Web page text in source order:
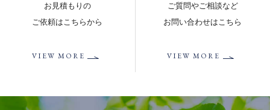
お見積もりの
ご依頼はこちらから
VIEW MORE
ご質問やご相談など
お問い合わせはこちら
VIEW MORE